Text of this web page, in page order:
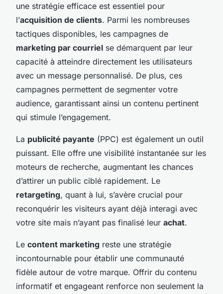
une stratégie efficace est essentiel pour
l’acquisition de clients. Parmi les nombreuses
tactiques disponibles, les campagnes de
marketing par courriel se démarquent par leur
capacité à atteindre directement les utilisateurs
avec un message personnalisé. De plus, ces
campagnes permettent de segmenter votre
audience, garantissant ainsi un contenu pertinent
qui stimule l’engagement.
La publicité payante (PPC) est également un outil
puissant. Elle offre une visibilité instantanée sur les
moteurs de recherche, augmentant les chances
d’attirer un public ciblé rapidement. Le
retargeting, quant à lui, s’avère crucial pour
reconquérir les visiteurs ayant déjà interagi avec
votre site mais n’ayant pas finalisé leur achat.
Le content marketing reste une stratégie
incontournable pour établir une communauté
fidèle autour de votre marque. Offrir du contenu
informatif et engageant renforce non seulement la